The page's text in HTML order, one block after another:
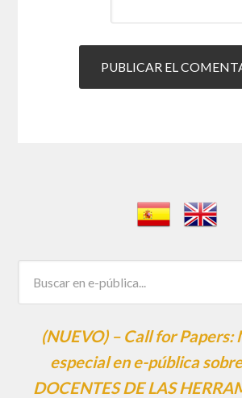
(NUEVO) – Call for Papers:
especial en e-pública
DOCENTES DE LAS